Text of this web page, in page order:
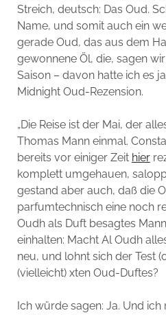
Streich, deutsch: Das Oud.
Name, und somit auch ein
gerade Oud, das aus dem
gewonnene Öl, die, sagen
Saison – davon hatte ich es
Midnight Oud-Rezension.
„Die Reise ist der Mai, der
Thomas Mann einmal.
bereits vor einiger Zeit hier
komplett umgehauen,
gestand aber auch, daß die
parfumtechnisch eine noch
Oudh als Duft besagtes
einhalten: Macht Al Oudh
neu, und lohnt sich der Test
(vielleicht) xten Oud-Duftes?
Ich würde sagen: Ja. Und